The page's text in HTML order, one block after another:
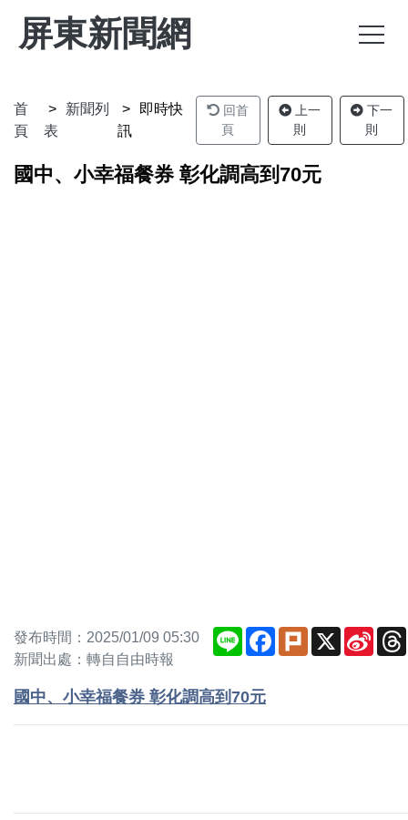
屏東新聞網
首
頁
新聞列
表
即時快
訊
回首
頁
上一
則
下一
則
國中、小幸福餐券 彰化調高到70元
發布時間：2025/01/09 05:30
新聞出處：轉自自由時報
Line Facebook
Plurk X
Sina
國中、小幸福餐券 彰化調高到70元